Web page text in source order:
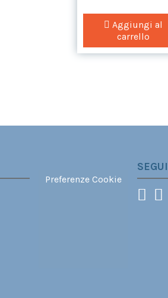
Aggiungi al
carrello
Preferenze Cookie